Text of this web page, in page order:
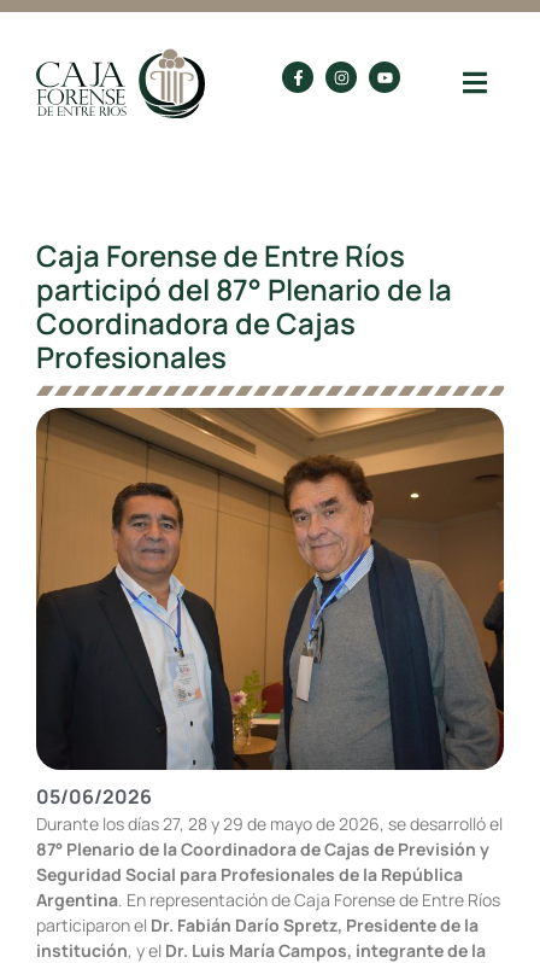
Caja Forense de Entre Ríos
participó del 87° Plenario de la
Coordinadora de Cajas
Profesionales
05/06/2026
Durante los días 27, 28 y 29 de mayo de 2026, se desarrolló el
87° Plenario de la Coordinadora de Cajas de Previsión y
Seguridad Social para Profesionales de la República
Argentina. En representación de Caja Forense de Entre Ríos
participaron el Dr. Fabián Darío Spretz, Presidente de la
institución, y el Dr. Luis María Campos, integrante de la